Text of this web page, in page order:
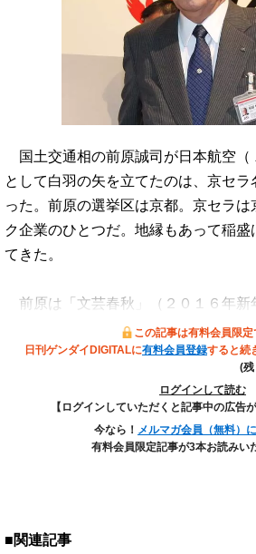
国土交通相の前原誠司が日本航空（
として白羽の矢を立てたのは、京セ
った。前原の選挙区は京都。京セラ
ク企業のひとつだ。地縁もあって稲
てきた。
前原は「文芸春秋」（２０１６年新
この記事は有料会員限定
日刊ゲンダイDIGITALに有料会員登録すると続
(
ログインして読む
【ログインしていただくと記事中の広告
今なら！ メルマガ会員（無料）
有料会員限定記事が3本お読みい
■関連記事